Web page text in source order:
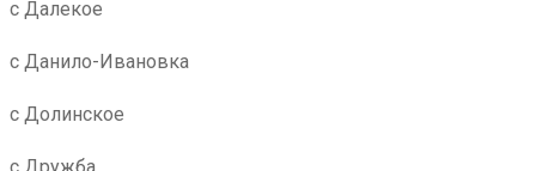
с Далекое
с Данило-Ивановка
с Долинское